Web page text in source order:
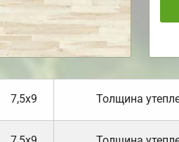
7,5х9 Толщина